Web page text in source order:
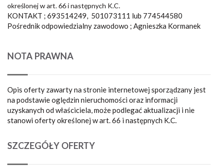
określonej w art. 66 i następnych K.C.
KONTAKT ; 693514249, 501073111 lub 774544580
Pośrednik odpowiedzialny zawodowo ; Agnieszka Kormanek
NOTA PRAWNA
Opis oferty zawarty na stronie internetowej sporządzany jest
na podstawie oględzin nieruchomości oraz informacji
uzyskanych od właściciela, może podlegać aktualizacji i nie
stanowi oferty określonej w art. 66 i następnych K.C.
SZCZEGÓŁY OFERTY